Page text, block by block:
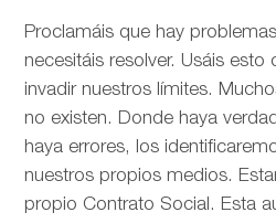
Proclamáis que hay
necesitáis resolver. Usáis
invadir nuestros límites.
no existen. Donde haya
haya errores, los
nuestros propios medios.
propio Contrato Social. Esta